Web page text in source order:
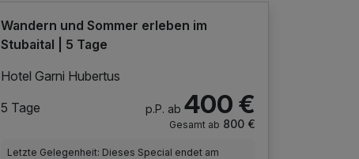
Wandern und Sommer erleben im
Stubaital | 5 Tage
Hotel Garni Hubertus
5 Tage
p.P. ab 400 €
Gesamt ab 800 €
Letzte Gelegenheit: Dieses Special endet am